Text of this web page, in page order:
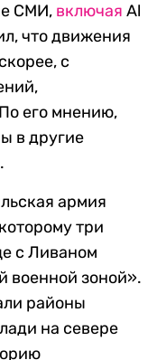
СМИ, включая Al
что движения
с
его мнению,
в другие
армия
три
с Ливаном
военной зоной».
районы
на севере